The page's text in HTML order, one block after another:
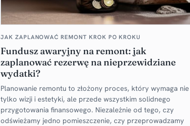
JAK ZAPLANOWAĆ REMONT KROK PO KROKU
Fundusz awaryjny na remont: jak
zaplanować rezerwę na nieprzewidziane
wydatki?
Planowanie remontu to złożony proces, który wymaga nie
tylko wizji i estetyki, ale przede wszystkim solidnego
przygotowania finansowego. Niezależnie od tego, czy
odświeżamy jedno pomieszczenie, czy przeprowadzamy